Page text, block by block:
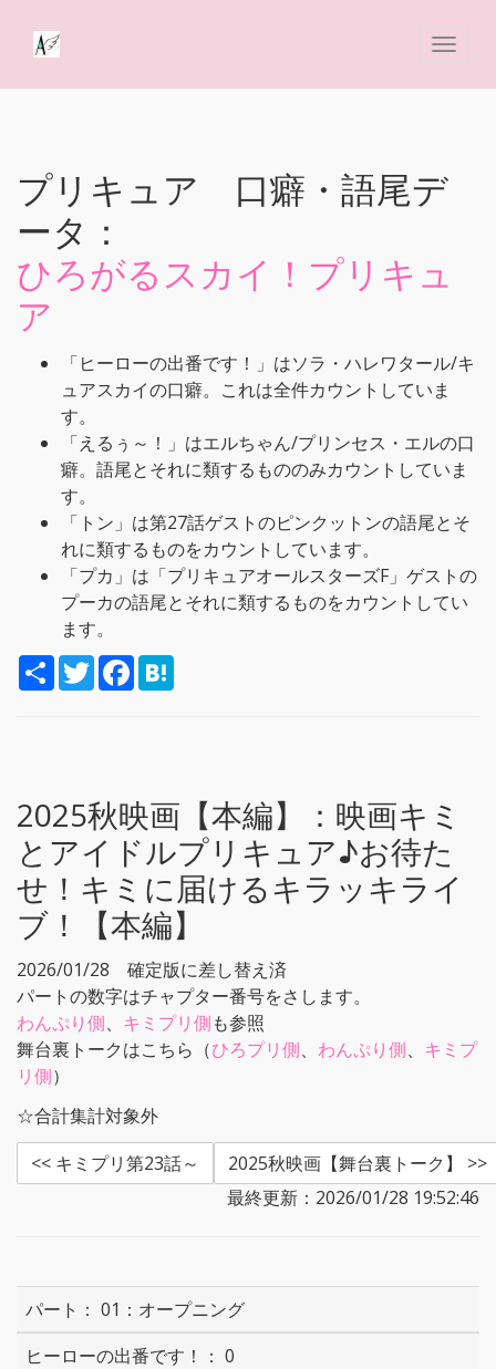
プリキュア 口癖・語尾デ
ータ：
ひろがるスカイ！プリキュ
ア
「ヒーローの出番です！」はソラ・ハレワタール/キ
ュアスカイの口癖。これは全件カウントしていま
す。
「えるぅ～！」はエルちゃん/プリンセス・エルの口
癖。語尾とそれに類するもののみカウントしていま
す。
「トン」は第27話ゲストのピンクットンの語尾とそ
れに類するものをカウントしています。
「プカ」は「プリキュアオールスターズF」ゲストの
プーカの語尾とそれに類するものをカウントしてい
ます。
S
h
T
w
F
a
2025秋映画【本編】： 映画キミ
とアイドルプリキュア♪お待た
せ！キミに届けるキラッキライ
ブ！【本編】
2026/01/28 確定版に差し替え済
パートの数字はチャプター番号をさします。
わんぷり側、 キミプリ側も参照
舞台裏トークはこちら（ひろプリ側、 わんぷり側、 キミプ
リ側）
☆合計集計対象外
<< キミプリ第23話～
2025秋映画【舞台裏トーク】 >>
最終更新：2026/01/28 19:52:46
01：オープニング
0